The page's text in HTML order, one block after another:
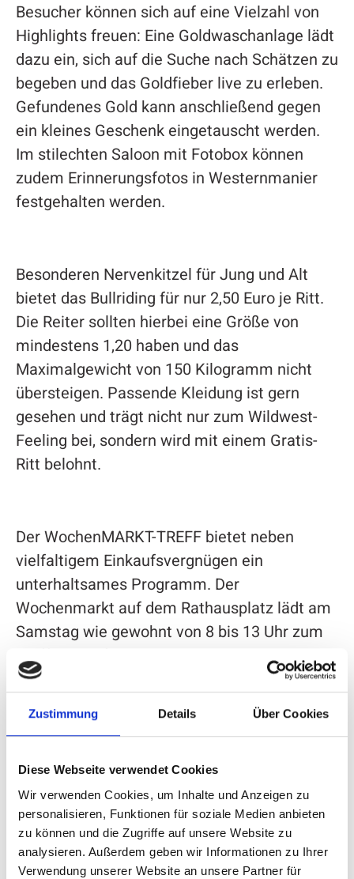
Zustimmung Details Über Cookies
Diese Webseite verwendet Cookies
Wir verwenden Cookies, um Inhalte und Anzeigen zu
personalisieren, Funktionen für soziale Medien anbieten
zu können und die Zugriffe auf unsere Website zu
analysieren. Außerdem geben wir Informationen zu Ihrer
Verwendung unserer Website an unsere Partner für
Besucher können sich auf eine Vielzahl von
Highlights freuen: Eine Goldwaschanlage lädt
dazu ein, sich auf die Suche nach Schätzen zu
begeben und das Goldfieber live zu erleben.
Gefundenes Gold kann anschließend gegen
ein kleines Geschenk eingetauscht werden.
Im stilechten Saloon mit Fotobox können
zudem Erinnerungsfotos in Westernmanier
festgehalten werden.
Besonderen Nervenkitzel für Jung und Alt
bietet das Bullriding für nur 2,50 Euro je Ritt.
Die Reiter sollten hierbei eine Größe von
mindestens 1,20 haben und das
Maximalgewicht von 150 Kilogramm nicht
übersteigen. Passende Kleidung ist gern
gesehen und trägt nicht nur zum Wildwest-
Feeling bei, sondern wird mit einem Gratis-
Ritt belohnt.
Der WochenMARKT-TREFF bietet neben
vielfaltigem Einkaufsvergnügen ein
unterhaltsames Programm. Der
Wochenmarkt auf dem Rathausplatz lädt am
Samstag wie gewohnt von 8 bis 13 Uhr zum
Treffen, Kaufen und Klönen ein.